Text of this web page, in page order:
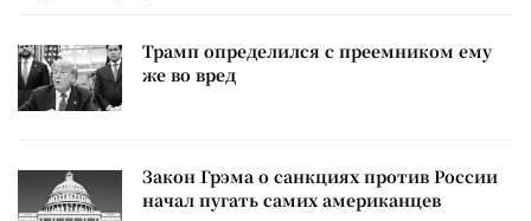
Трамп определился с преемником ему
же во вред
Закон Грэма о санкциях против России
начал пугать самих американцев